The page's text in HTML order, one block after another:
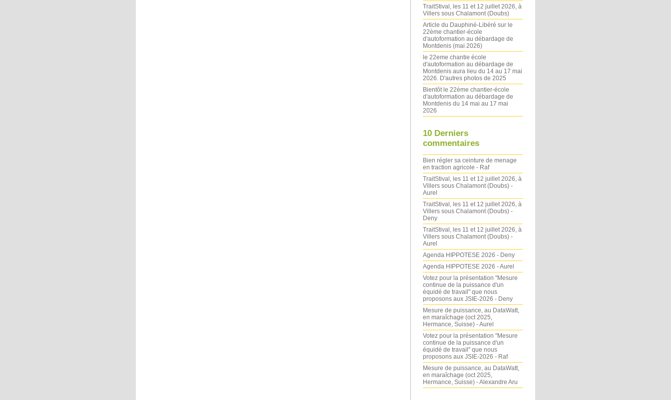
TraitStival, les 11 et 12 juillet 2026, à
Villers sous Chalamont (Doubs)
Article du Dauphiné-Libéré sur le
22ème chantier-école
d'autoformation au débardage de
Montdenis (mai 2026)
le 22eme chantie école
d'autoformation au débardage de
Montdenis aura lieu du 14 au 17 mai
2026. D'autres photos de 2025
Bientôt le 22ème chantier-école
d'autoformation au débardage de
Montdenis du 14 mai au 17 mai
2026
10 Derniers
commentaires
Bien régler sa ceinture de menage
en traction agricole - Raf
TraitStival, les 11 et 12 juillet 2026, à
Villers sous Chalamont (Doubs) -
Aurel
TraitStival, les 11 et 12 juillet 2026, à
Villers sous Chalamont (Doubs) -
Deny
TraitStival, les 11 et 12 juillet 2026, à
Villers sous Chalamont (Doubs) -
Aurel
Agenda HIPPOTESE 2026 - Deny
Agenda HIPPOTESE 2026 - Aurel
Votez pour la présentation "Mesure
continue de la puissance d'un
équidé de travail" que nous
proposons aux JSIE-2026 - Deny
Mesure de puissance, au DataWatt,
en maraîchage (oct 2025,
Hermance, Suisse) - Aurel
Votez pour la présentation "Mesure
continue de la puissance d'un
équidé de travail" que nous
proposons aux JSIE-2026 - Raf
Mesure de puissance, au DataWatt,
en maraîchage (oct 2025,
Hermance, Suisse) - Alexandre Aru